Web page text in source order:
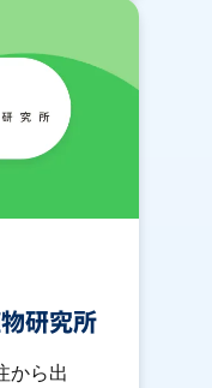
研究所
から出